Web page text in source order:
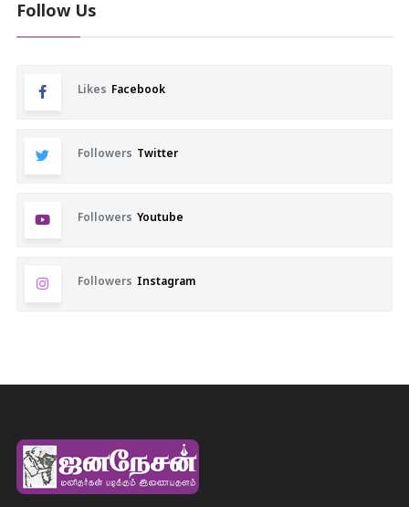
Follow Us
Likes Facebook
Followers Twitter
Followers Youtube
Followers Instagram